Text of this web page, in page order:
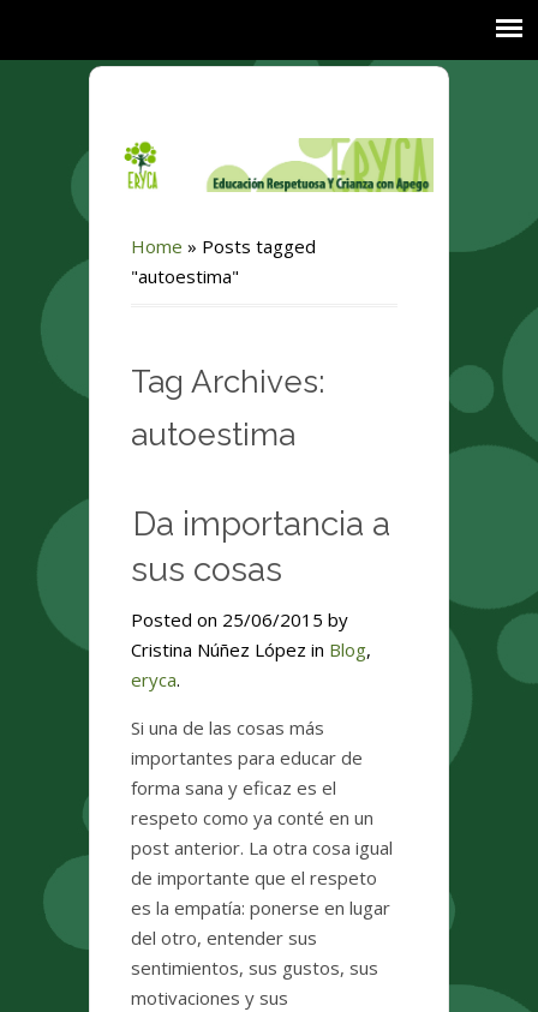
Home » Posts tagged
"autoestima"
Tag Archives:
autoestima
Da importancia a
sus cosas
Posted on 25/06/2015 by
Cristina Núñez López in Blog,
eryca.
Si una de las cosas más
importantes para educar de
forma sana y eficaz es el
respeto como ya conté en un
post anterior. La otra cosa igual
de importante que el respeto
es la empatía: ponerse en lugar
del otro, entender sus
sentimientos, sus gustos, sus
motivaciones y sus